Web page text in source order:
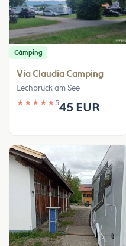
Cámping
Via Claudia Camping
Lechbruck am See
★ ★ ★ ★ ★545 EUR